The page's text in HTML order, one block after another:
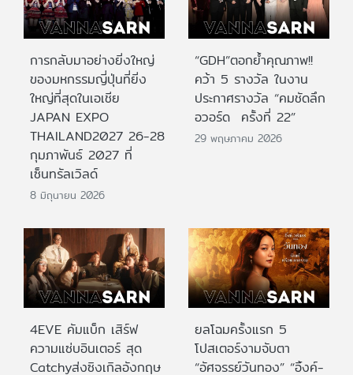
การกลับมาอย่างยิ่งใหญ่
ของมหกรรมญี่ปุ่นที่ยิ่ง
ใหญ่ที่สุดในเอเชีย
JAPAN EXPO
THAILAND2027 26-28
กุมภาพันธ์ 2027 ที่
เซ็นทรัลเวิลด์
8 มิถุนายน 2026
“GDH”ตอกย้ำคุณภาพ!!
คว้า 5 รางวัล ในงาน
ประกาศรางวัล “คมชัดลึก
อวอร์ด ครั้งที่ 22”
29 พฤษภาคม 2026
4EVE คัมแบ็ก เสิร์ฟ
ความแซ่บอินเตอร์ สุด
Catchyส่งซิงเกิลอังกฤษ
ยลโฉมครั้งแรก 5
โปสเตอร์งามจับตา
“อัศจรรย์วันทอง” “อิ้งค์-